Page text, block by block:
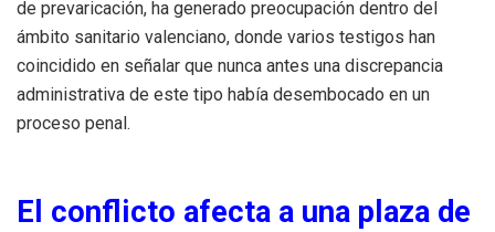
de prevaricación, ha generado preocupación dentro del
ámbito sanitario valenciano, donde varios testigos han
coincidido en señalar que nunca antes una discrepancia
administrativa de este tipo había desembocado en un
proceso penal.
El conflicto afecta a una plaza de